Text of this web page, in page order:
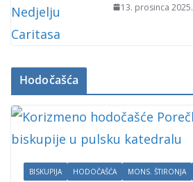
13. prosinca 2025.
Hodočašća
BISKUPIJA HODOČAŠĆA MONS. ŠTIRONJA